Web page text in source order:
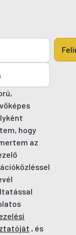
hogy
az
, és